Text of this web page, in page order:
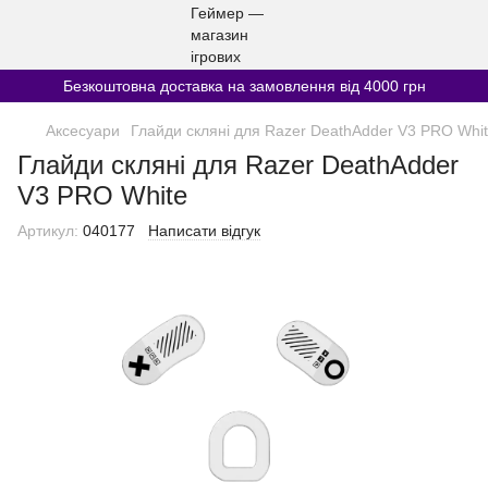
Безкоштовна доставка на замовлення від 4000 грн
Аксесуари Глайди скляні для Razer DeathAdder V3 PRO
Глайди скляні для Razer DeathAdder
V3 PRO White
Артикул: 040177 Написати відгук